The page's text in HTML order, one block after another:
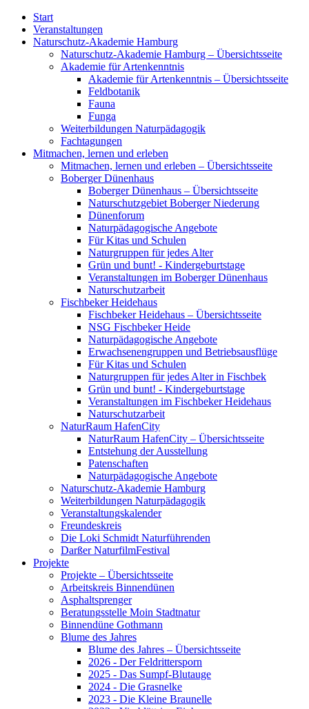
Start
Veranstaltungen
Naturschutz-Akademie Hamburg
Naturschutz-Akademie Hamburg – Übersichtsseite
Akademie für Artenkenntnis
Akademie für Artenkenntnis – Übersichtsseite
Feldbotanik
Fauna
Funga
Weiterbildungen Naturpädagogik
Fachtagungen
Mitmachen, lernen und erleben
Mitmachen, lernen und erleben – Übersichtsseite
Boberger Dünenhaus
Boberger Dünenhaus – Übersichtsseite
Naturschutzgebiet Boberger Niederung
Dünenforum
Naturpädagogische Angebote
Für Kitas und Schulen
Naturgruppen für jedes Alter
Grün und bunt! - Kindergeburtstage
Veranstaltungen im Boberger Dünenhaus
Naturschutzarbeit
Fischbeker Heidehaus
Fischbeker Heidehaus – Übersichtsseite
NSG Fischbeker Heide
Naturpädagogische Angebote
Erwachsenengruppen und Betriebsausflüge
Für Kitas und Schulen
Naturgruppen für jedes Alter in Fischbek
Grün und bunt! - Kindergeburtstage
Veranstaltungen im Fischbeker Heidehaus
Naturschutzarbeit
NaturRaum HafenCity
NaturRaum HafenCity – Übersichtsseite
Entstehung der Ausstellung
Patenschaften
Naturpädagogische Angebote
Naturschutz-Akademie Hamburg
Weiterbildungen Naturpädagogik
Veranstaltungskalender
Freundeskreis
Die Loki Schmidt Naturführenden
Darßer NaturfilmFestival
Projekte
Projekte – Übersichtsseite
Arbeitskreis Binnendünen
Asphaltsprenger
Beratungsstelle Moin Stadtnatur
Binnendüne Gothmann
Blume des Jahres
Blume des Jahres – Übersichtsseite
2026 - Der Feldrittersporn
2025 - Das Sumpf-Blutauge
2024 - Die Grasnelke
2023 - Die Kleine Braunelle